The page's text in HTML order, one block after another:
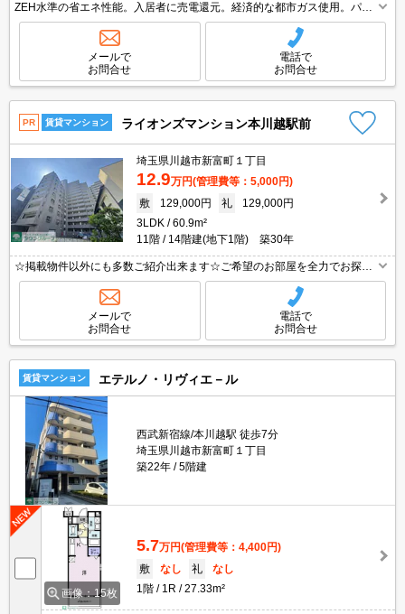
ZEH水準の省エネ性能。入居者に売電還元。経済的な都市ガス使用。パナ
ソニックホームズ施工。高遮音仕様(床壁)。一坪バスルーム。インターネ
ット無料。雨風の影響受けない内廊下。耐震等級3。Wi-Fi無料。
メールで
お問合せ
電話で
お問合せ
PR 賃貸マンション ライオンズマンション本川越駅前
埼玉県川越市新富町１丁目
12.9万円(管理費等：5,000円)
敷
129,000円 礼
129,000円
3LDK
60.9m²
11階
14階建(地下1階) 築30年
☆掲載物件以外にも多数ご紹介出来ます☆ご希望のお部屋を全力でお探し
させて頂きます♪
メールで
お問合せ
電話で
お問合せ
賃貸マンション エテルノ・リヴィエ－ル
西武新宿線/本川越駅 徒歩7分
埼玉県川越市新富町１丁目
築22年
5階建
画像：15枚
5.7万円(管理費等：4,400円)
敷
なし 礼
なし
1階
1R 27.33m²